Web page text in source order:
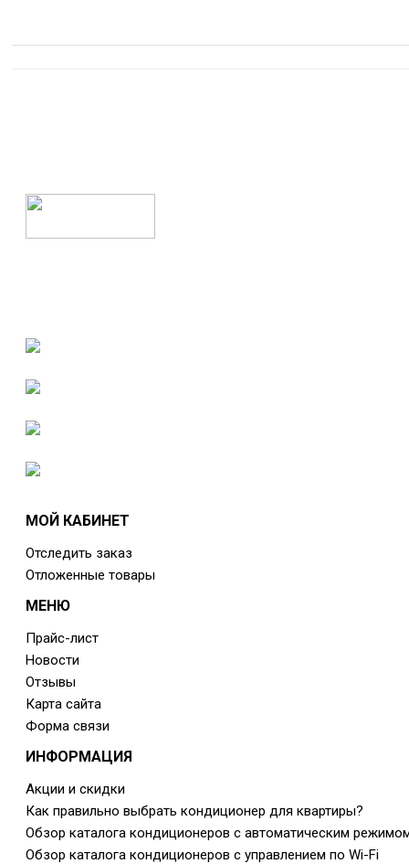
МОЙ КАБИНЕТ
Отследить заказ
Отложенные товары
МЕНЮ
Прайс-лист
Новости
Отзывы
Карта сайта
Форма связи
ИНФОРМАЦИЯ
Акции и скидки
Как правильно выбрать кондиционер для квартиры?
Обзор каталога кондиционеров с автоматическим
Обзор каталога кондиционеров с управлением по Wi-Fi